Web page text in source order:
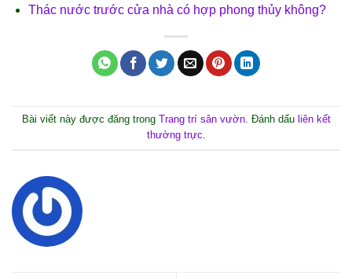
Thác nước trước cửa nhà có hợp phong thủy không?
Bài viết này được đăng trong Trang trí sân vườn. Đánh dấu liên kết
thường trực.